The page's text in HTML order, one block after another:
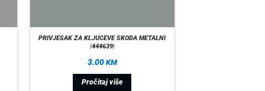
PRIVJESAK ZA KLJUCEVE SKODA METALNI
|444639|
3.00 KM
Pročitaj više